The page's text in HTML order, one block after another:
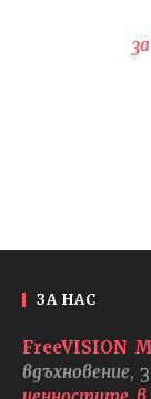
ЗА НАС
FreeVISION
вдъхновение,